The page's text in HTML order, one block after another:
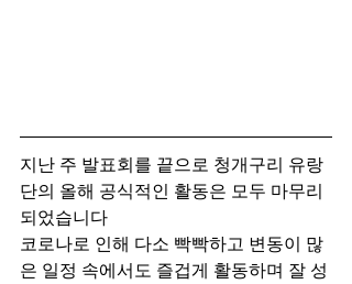
지난 주 발표회를 끝으로 청개구리 유랑
단의 올해 공식적인 활동은 모두 마무리
되었습니다
코로나로 인해 다소 빡빡하고 변동이 많
은 일정 속에서도 즐겁게 활동하며 잘 성